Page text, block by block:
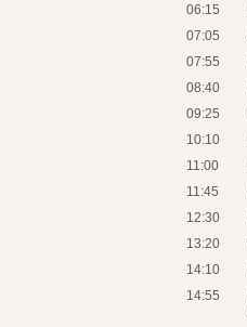
06:15
07:05
07:55
08:40
09:25
10:10
11:00
11:45
12:30
13:20
14:10
14:55